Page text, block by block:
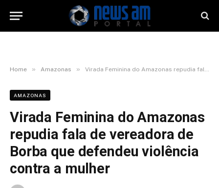
Home » Amazonas » Virada Feminina do Amazonas repudia fala de vereadora de Borba que defendeu violência contra a mulher
AMAZONAS
Virada Feminina do Amazonas
repudia fala de vereadora de
Borba que defendeu violência
contra a mulher